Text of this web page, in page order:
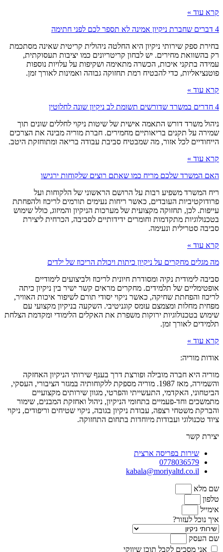
קרא עוד »
4 דברים שחברת ניקיון אמינה לא תספר לכם לפני חתימה
בחירת ספק שירותי ניקיון היא החלטה ניהולית קריטית שאינה מסתכמת
רק בהשוואת מחירים. יש לבחון קריטריונים כמו יציבות תעסוקתית,
עמידה בתקני איכות, הכשרה מתאימה ושקיפות על עלויות נוספות
פוטנציאליות, כדי להבטיח רמת תחזוקה גבוהה ואמינות לאורך זמן.
קרא עוד »
4 חדרים במשרד שדורשים תשומת לב ניקיון שונה לחלוטין
ניהול משרד דורש התאמה אישית של שיטות ניקוי לחללים שונים תוך
שמירה על תקנים בריאותיים מחמירים. חברת מוריה מבינה את הצרכים
הייחודיים לכל אזור, מה שמבטיח סביבת עבודה בריאה ומתוחזקת היטב.
קרא עוד »
האם המשרד שלכם מריח כמו שאתם רוצים שלקוחות ירגישו
ריח המשרד משפיע רבות על הרושם הראשוני של הלקוחות ועל
פרודוקטיביות העובדים, כאשר ריחות נעימים תורמים לריכוז ולהפחתת
עייפות. לכן, תחזוקה מקצועית של מערכות הניקיון והמיזוג, כולל שימוש
בטכנולוגיות מתקדמות וחומרים ידידותיים לסביבה, הכרחית ליצירת
סביבה סטרילית ונעימה.
קרא עוד »
מה מגלים מחקרים על ניקיון כיתות ויכולת הריכוז של ילדים
סביבה לימודית נקיה ומסודרת חיונית לריכוז ולביצועים לימודיים
אופטימליים של תלמידים. מחקרים מראים קשר ישיר בין ניקיון כיתה
לריכוז והפחתת שחיקה, כאשר ניקוי יסודי תורם לשיפור איכות האוויר,
מפחית מחלות ומצמצם עומס קוגניטיבי. השקעה בניקיון מקצועי עם
שימוש בטכנולוגיות ירוקות משפרת את האקלים הלימודי ומקדמת הצלחת
תלמידים לאורך זמן.
קרא עוד »
אודות מוריה:
מוריה היא חברה מובילה ופורצת דרך בענף שירותי הניקיון האחזקה
והשמירה, מאז 1987. מוריה מספקת ללקוחותיה במגזר הציבורי, העסקי,
הביטחוני, האקדמי, התעשייתי והפרטי, מגוון שירותים מקצועיים
מתמשכים וחד-פעמיים בתחומי הניקיון, ניהול ואחזקת המבנים, שימור
והברקת משטחי רצפה, עבודת ניקיון בגובה, ניקוי שטיחים וריפודים, ניקוי
ציוד טכנולוגי ועבודות מיוחדות בתחום התחזוקה.
יצירת קשר
שירות בפריסה ארצית
0778036579
kabala@moriyaltd.co.il
שם מלא
טלפון
אימייל
איך נוכל לעזור?
שם העסק
אני מסכים לקבל תוכן שיווקי